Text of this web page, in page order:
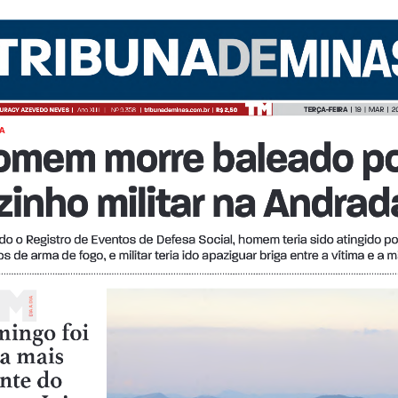
Account Password Reset Conteúdo
© 2026 Tribuna Impressa• Built withGeneratePress
morre baleado
militar na
o Registro de Eventos de Defesa Social, homem teria sido atingido por
de arma de fogo, e militar teria ido apaziguar briga entre a vítima e a mãe
AZEVEDO NEVES Ano XLI
   |    Nº 9.358   |
tribunademinas.com.br
  |
R$ 2,50 TERÇA-FEIRA
  |  19
  |
MAR  |
foi
mais
do
DI
A A DIA